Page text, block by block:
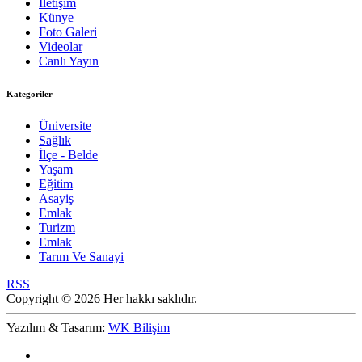
İletişim
Künye
Foto Galeri
Videolar
Canlı Yayın
Kategoriler
Üniversite
Sağlık
İlçe - Belde
Yaşam
Eğitim
Asayiş
Emlak
Turizm
Emlak
Tarım Ve Sanayi
RSS
Copyright © 2026 Her hakkı saklıdır.
Yazılım & Tasarım: WK Bilişim